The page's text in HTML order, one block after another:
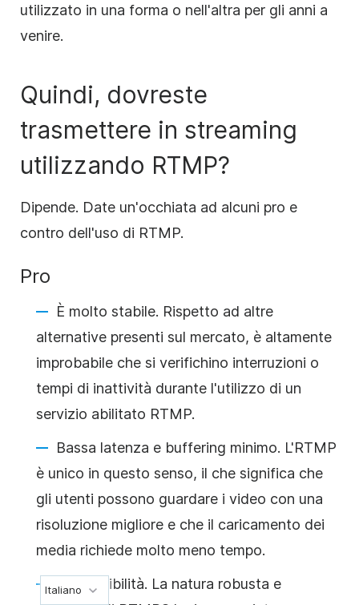
utilizzato in una forma o nell'altra per gli anni a
venire.
Quindi, dovreste
trasmettere in streaming
utilizzando RTMP?
Dipende. Date un'occhiata ad alcuni pro e
contro dell'uso di RTMP.
Pro
È molto stabile. Rispetto ad altre
alternative presenti sul mercato, è altamente
improbabile che si verifichino interruzioni o
tempi di inattività durante l'utilizzo di un
servizio abilitato RTMP.
Bassa latenza e buffering minimo. L'RTMP
è unico in questo senso, il che significa che
gli utenti possono guardare i video con una
risoluzione migliore e che il caricamento dei
media richiede molto meno tempo.
Compatibilità. La natura robusta e
Italiano